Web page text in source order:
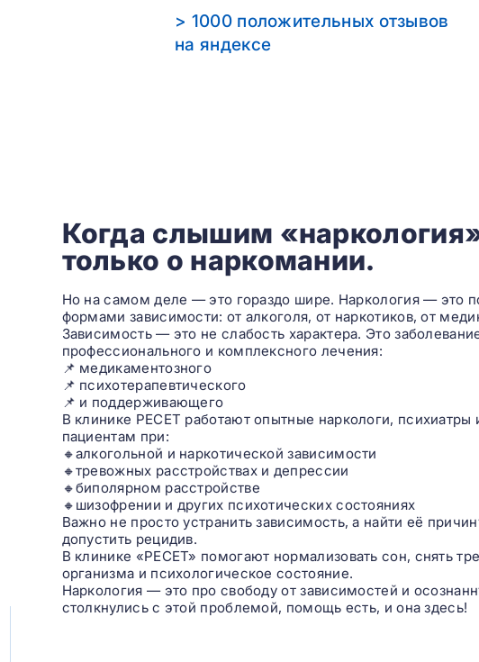
> 1000 положительных отзывов
на яндексе
Когда слышим
только о наркомании.
Но на самом деле — это гораздо шире. Наркология — это
формами зависимости: от алкоголя, от наркотиков, от
Зависимость — это не слабость характера. Это
профессионального и комплексного лечения:
📌 медикаментозного
📌 психотерапевтического
📌 и поддерживающего
В клинике РЕСЕТ работают опытные наркологи,
пациентам при:
🔸алкогольной и наркотической зависимости
🔸тревожных расстройствах и депрессии
🔸биполярном расстройстве
🔸шизофрении и других психотических состояниях
Важно не просто устранить зависимость, а найти её
допустить рецидив.
В клинике «РЕСЕТ» помогают нормализовать сон, снять
организма и психологическое состояние.
Наркология — это про свободу от зависимостей и
столкнулись с этой проблемой, помощь есть, и она здесь!